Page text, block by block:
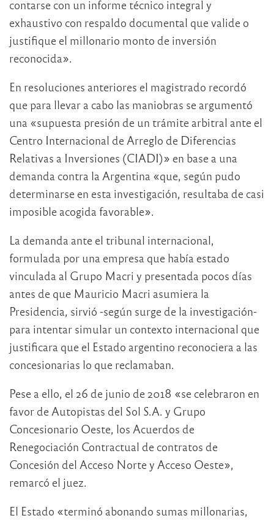
contarse con un informe técnico integral y
exhaustivo con respaldo documental que valide o
justifique el millonario monto de inversión
reconocida».
En resoluciones anteriores el magistrado recordó
que para llevar a cabo las maniobras se argumentó
una «supuesta presión de un trámite arbitral ante el
Centro Internacional de Arreglo de Diferencias
Relativas a Inversiones (CIADI)» en base a una
demanda contra la Argentina «que, según pudo
determinarse en esta investigación, resultaba de casi
imposible acogida favorable».
La demanda ante el tribunal internacional,
formulada por una empresa que había estado
vinculada al Grupo Macri y presentada pocos días
antes de que Mauricio Macri asumiera la
Presidencia, sirvió -según surge de la investigación-
para intentar simular un contexto internacional que
justificara que el Estado argentino reconociera a las
concesionarias lo que reclamaban.
Pese a ello, el 26 de junio de 2018 «se celebraron en
favor de Autopistas del Sol S.A. y Grupo
Concesionario Oeste, los Acuerdos de
Renegociación Contractual de contratos de
Concesión del Acceso Norte y Acceso Oeste»,
remarcó el juez.
El Estado «terminó abonando sumas millonarias,